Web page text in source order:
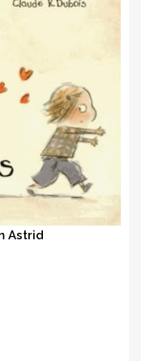
Astrid